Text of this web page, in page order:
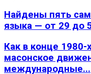
Найдены пять
языка — от 29 до
Как в конце
масонское
международные...